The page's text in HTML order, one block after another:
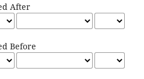
After
Before